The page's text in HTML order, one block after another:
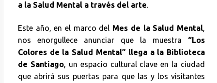
a la Salud Mental a través del arte.
Este año, en el marco del Mes de la Salud Mental,
nos enorgullece anunciar que la muestra “Los
Colores de la Salud Mental” llega a la Biblioteca
de Santiago, un espacio cultural clave en la ciudad
que abrirá sus puertas para que las y los visitantes